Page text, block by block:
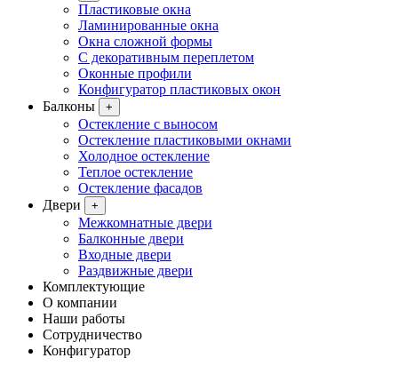
Пластиковые окна
Ламинированные окна
Окна сложной формы
С декоративным переплетом
Оконные профили
Конфигуратор пластиковых окон
Балконы
+
Остекление с выносом
Остекление пластиковыми окнами
Холодное остекление
Теплое остекление
Остекление фасадов
Двери
+
Межкомнатные двери
Балконные двери
Входные двери
Раздвижные двери
Комплектующие
О компании
Наши работы
Сотрудничество
Конфигуратор